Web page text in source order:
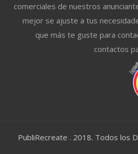
comerciales de nuestros
mejor se ajuste a tus
que más te guste para
contactos
PubliRecreate . 2018. Todos los